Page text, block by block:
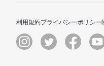
利用規約プライバシーポリシー